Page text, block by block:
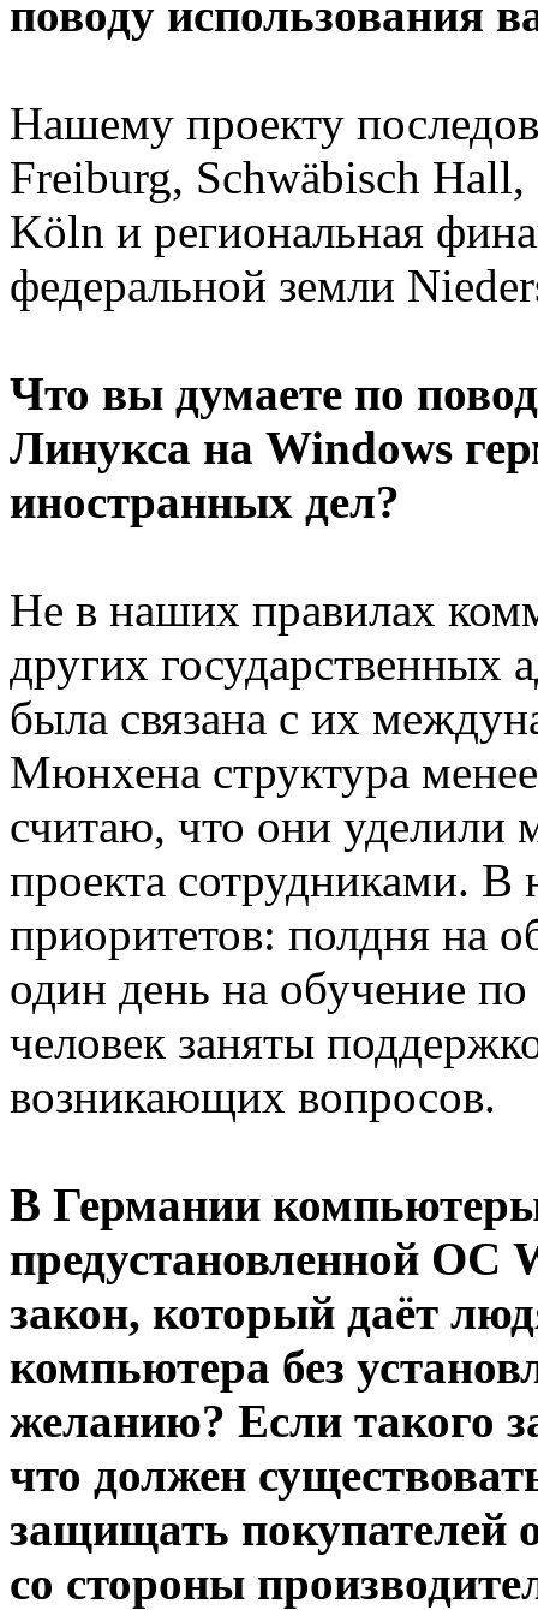
поводу использования
Нашему проекту
Freiburg, Schwäbisch
Köln и региональная
федеральной земли
Что вы думаете по
Линукса на Windows
иностранных дел?
Не в наших правилах
других
была связана с их
Мюнхена структура
считаю, что они
проекта сотрудниками.
приоритетов: полдня на
один день на обучение
человек заняты
возникающих вопросов.
В Германии
предустановленной ОС
закон, который даёт
компьютера без
желанию? Если такого
что должен
защищать покупателей
со стороны